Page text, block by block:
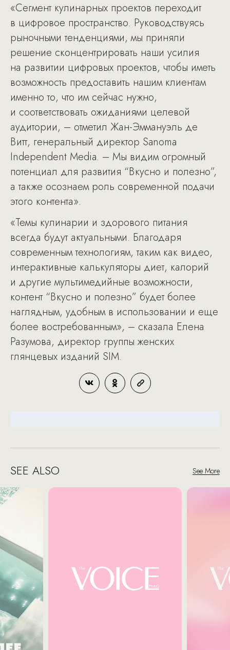
«Сегмент кулинарных проектов переходит
в цифровое пространство. Руководствуясь
рыночными тенденциями, мы приняли
решение сконцентрировать наши усилия
на развитии цифровых проектов, чтобы иметь
возможность предоставить нашим клиентам
именно то, что им сейчас нужно,
и соответствовать ожиданиями целевой
аудитории, – отметил Жан-Эммануэль де
Витт, генеральный директор Sanoma
Independent Media. – Мы видим огромный
потенциал для развития “Вкусно и полезно”,
а также осознаем роль современной подачи
этого контента».
«Темы кулинарии и здорового питания
всегда будут актуальными. Благодаря
современным технологиям, таким как видео,
интерактивные калькуляторы диет, калорий
и другие мультимедийные возможности,
контент “Вкусно и полезно” будет более
наглядным, удобным в использовании и еще
более востребованным», – сказала Елена
Разумова, директор группы женских
глянцевых изданий SIM.
SEE ALSO See More